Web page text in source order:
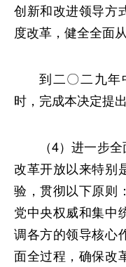
创新和改进领导方
度改革，健全全面
到二〇二九
时，完成本决定提
（4）进一步
改革开放以来特别
验，贯彻以下原则
党中央权威和集中
调各方的领导核心
面全过程，确保改